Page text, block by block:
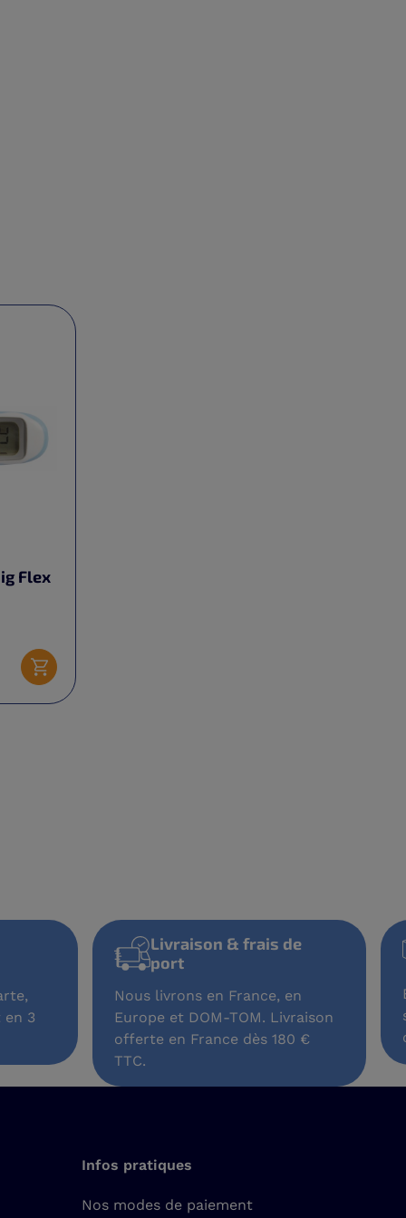
Flex
Ajouter au panier
en 3
Livraison & frais de
port
Nous livrons en France, en
Europe et DOM-TOM. Livraison
offerte en France dès 180 €
TTC.
Infos pratiques
Nos modes de paiement